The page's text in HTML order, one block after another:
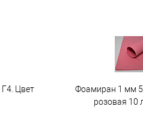
Г4. Цвет
Фоамиран 1 мм
розовая 10